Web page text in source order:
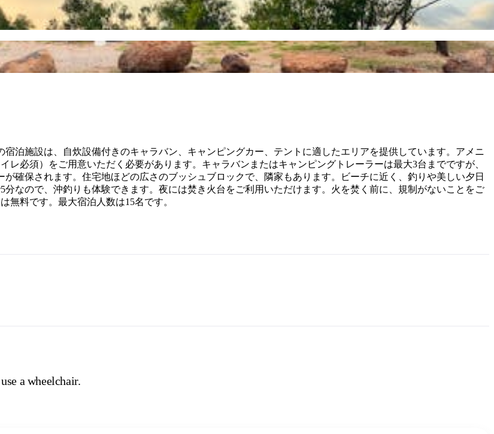
泊施設は、自炊設備付きのキャラバン、キャンピングカー、テントに適したエリアを提供しています。アメニ
必須）をご用意いただく必要があります。キャラバンまたはキャンピングトレーラーは最大3台までですが、
確保されます。住宅地ほどの広さのブッシュブロックで、隣家もあります。ビーチに近く、釣りや美しい夕日
なので、沖釣りも体験できます。夜には焚き火台をご利用いただけます。火を焚く前に、規制がないことをご
無料です。最大宿泊人数は15名です。
a wheelchair.